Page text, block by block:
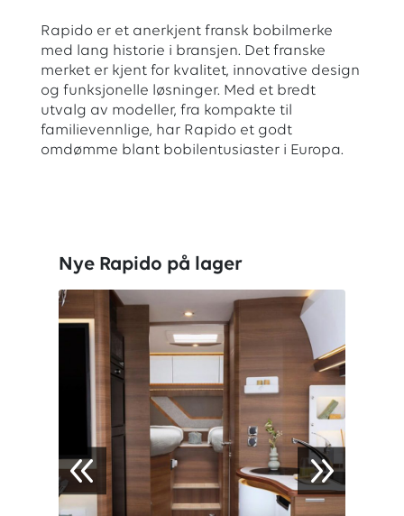
Rapido er et anerkjent fransk bobilmerke
med lang historie i bransjen. Det franske
merket er kjent for kvalitet, innovative design
og funksjonelle løsninger. Med et bredt
utvalg av modeller, fra kompakte til
familievennlige, har Rapido et godt
omdømme blant bobilentusiaster i Europa.
Nye Rapido på lager